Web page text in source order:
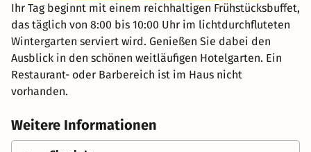
Ihr Tag beginnt mit einem reichhaltigen Frühstücksbuffet,
das täglich von 8:00 bis 10:00 Uhr im lichtdurchfluteten
Wintergarten serviert wird. Genießen Sie dabei den
Ausblick in den schönen weitläufigen Hotelgarten. Ein
Restaurant- oder Barbereich ist im Haus nicht
vorhanden.
Weitere Informationen